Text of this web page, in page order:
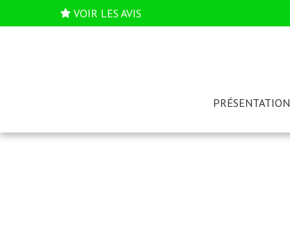
VOIR LES AVIS
PRÉSENTATION